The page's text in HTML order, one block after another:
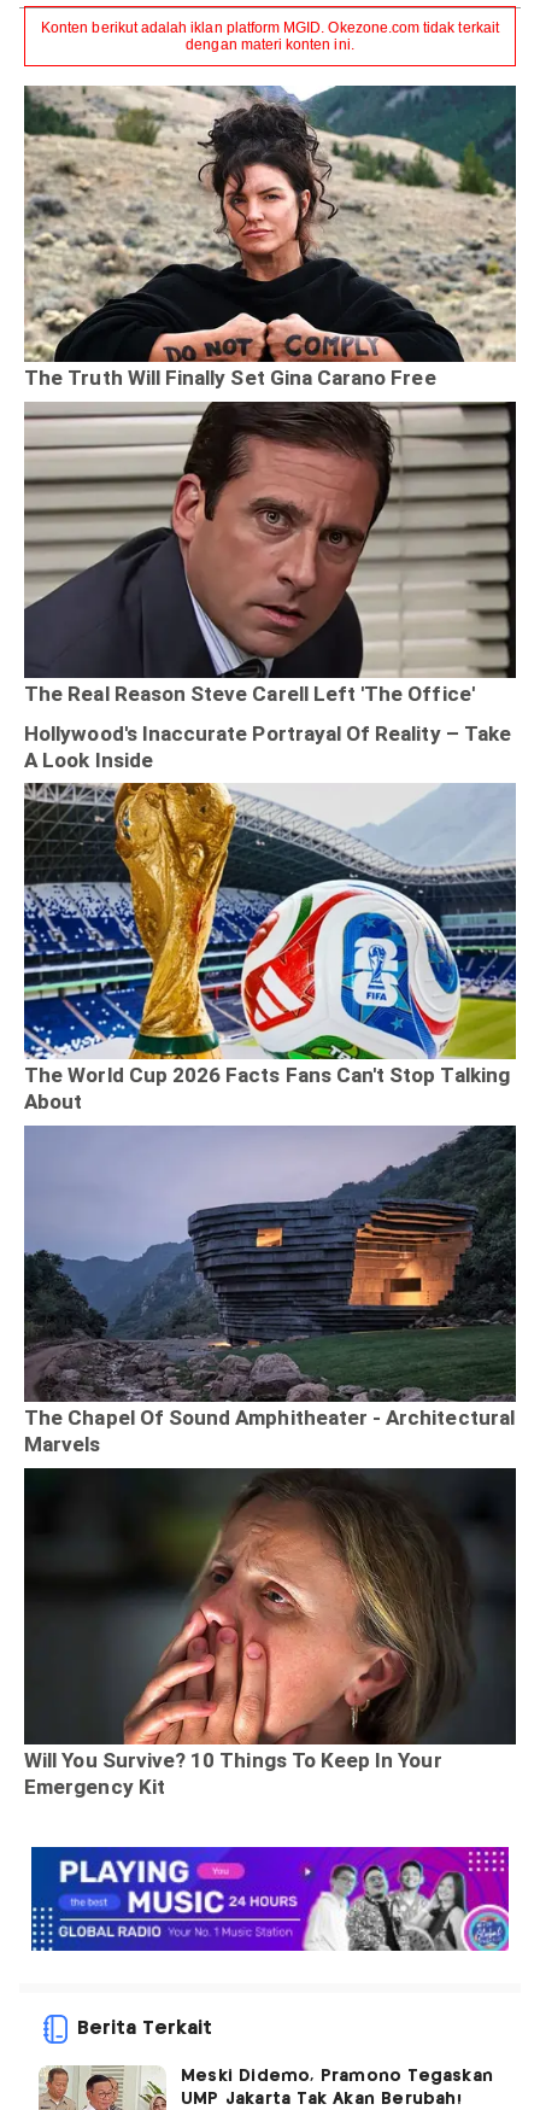
Berita Terkait
Meski Didemo, Pramono Tegaskan
UMP Jakarta Tak Akan Berubah!